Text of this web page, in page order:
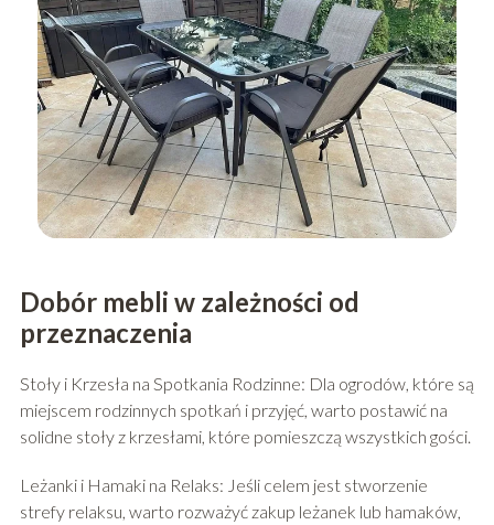
Dobór mebli w zależności od
przeznaczenia
Stoły i Krzesła na Spotkania Rodzinne: Dla ogrodów, które są
miejscem rodzinnych spotkań i przyjęć, warto postawić na
solidne stoły z krzesłami, które pomieszczą wszystkich gości.
Leżanki i Hamaki na Relaks: Jeśli celem jest stworzenie
strefy relaksu, warto rozważyć zakup leżanek lub hamaków,